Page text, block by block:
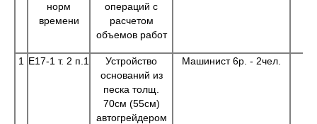
норм
времени
операций с
расчетом
объемов работ
1 Е17-1 т. 2 п.1
Устройство
оснований из
песка толщ.
70см (55см)
автогрейдером
Машинист 6р. - 2чел.